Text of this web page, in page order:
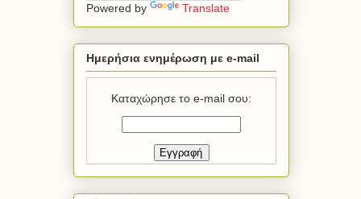
Powered by Translate
Ημερήσια ενημέρωση με e-mail
Καταχώρησε το e-mail σου: